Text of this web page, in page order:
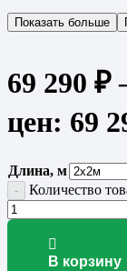
Показать больше
69 290 ₽
цен: 69
Длина, м
Количество
В корзину